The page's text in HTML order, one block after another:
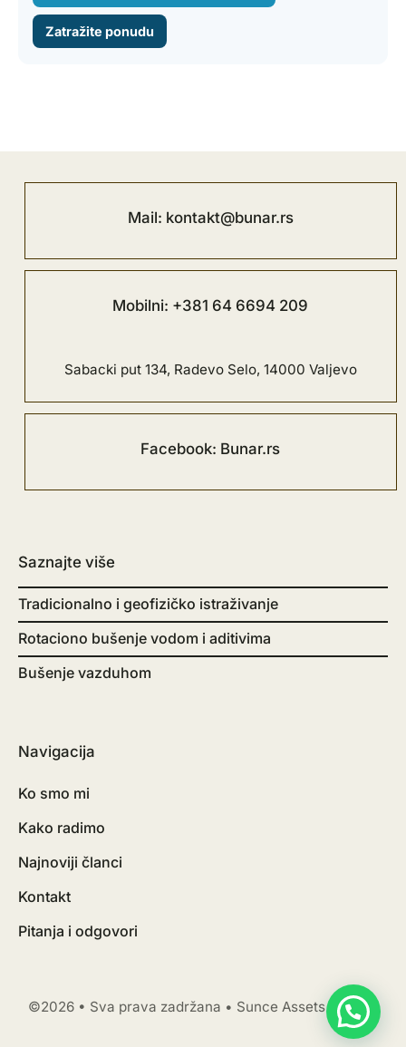
Zatražite ponudu
Mail: kontakt@bunar.rs
Mobilni: +381 64 6694 209
Sabacki put 134, Radevo Selo, 14000 Valjevo
Facebook: Bunar.rs
Saznajte više
Tradicionalno i geofizičko istraživanje
Rotaciono bušenje vodom i aditivima
Bušenje vazduhom
Navigacija
Ko smo mi
Kako radimo
Najnoviji članci
Kontakt
Pitanja i odgovori
©2026 • Sva prava zadržana • Sunce Assets Holding